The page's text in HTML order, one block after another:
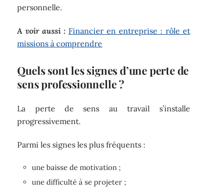
personnelle.
A voir aussi : Financier en entreprise : rôle et
missions à comprendre
Quels sont les signes d’une perte de
sens professionnelle ?
La perte de sens au travail s’installe
progressivement.
Parmi les signes les plus fréquents :
une baisse de motivation ;
une difficulté à se projeter ;